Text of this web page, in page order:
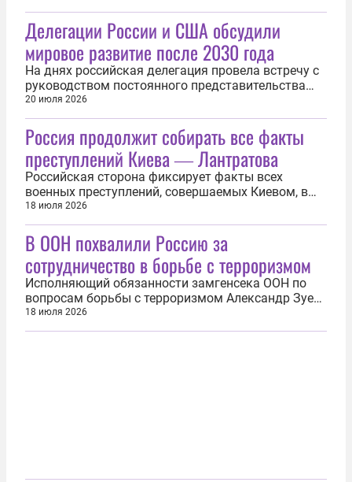
Делегации России и США обсудили
мировое развитие после 2030 года
На днях российская делегация провела встречу с
руководством постоянного представительства
США при ООН. Стороны обсудили мировое
развитие после завершения программы целей
устойчивого развития. Об этом заявил 19 июля
спецпредставитель президента России по связям
с международными организациями для...
20 июля 2026
Россия продолжит собирать все факты
преступлений Киева ― Лантратова
Российская сторона фиксирует факты всех
военных преступлений, совершаемых Киевом, в
том числе удары Вооруженных сил Украины по
мирным гражданам в российских регионах. Об
этом 18 июля заявила уполномоченный по
правам человека в РФ Яна Лантратова. «Мы
собираем абсолютно все подобные факты...
18 июля 2026
В ООН похвалили Россию за
сотрудничество в борьбе с терроризмом
Исполняющий обязанности замгенсека ООН по
вопросам борьбы с терроризмом Александр Зуев
высоко оценил сотрудничество с Россией в
данной сфере. «В настоящее время мы
18 июля 2026